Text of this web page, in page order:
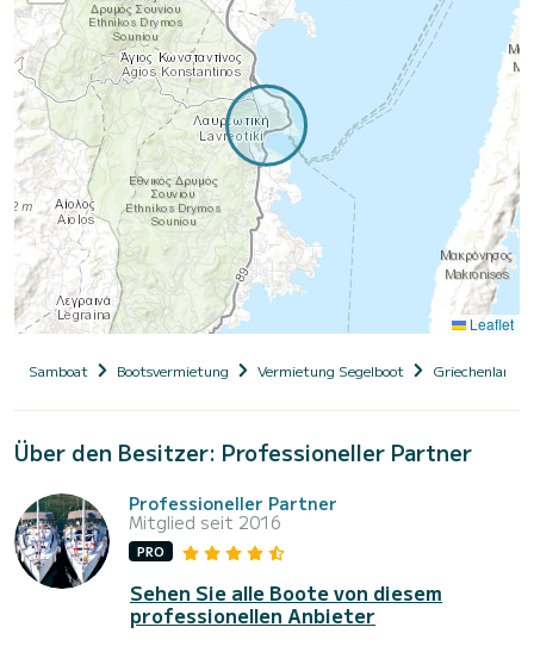
Leaflet
Samboat Bootsvermietung Vermietung Segelboot Griechenland
Über den Besitzer: Professioneller Partner
Professioneller Partner
Mitglied seit 2016
PRO
Sehen Sie alle Boote von diesem
professionellen Anbieter